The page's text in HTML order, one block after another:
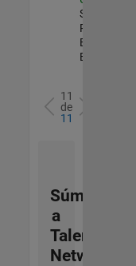
Software
Process
Engineering |
11
de
11
Súmese
a
Talent
Network